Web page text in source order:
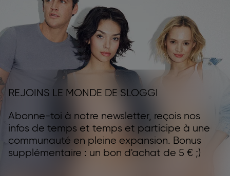
REJOINS LE MONDE DE SLOGGI
Abonne-toi à notre newsletter, reçois nos
infos de temps et temps et participe à une
communauté en pleine expansion. Bonus
supplémentaire : un bon d'achat de 5 € ;)